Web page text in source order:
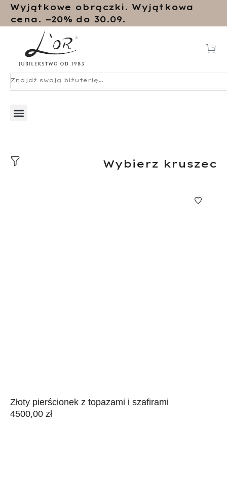
Wyjątkowe obrączki. Wyjątkowa
cena. −20% do 30.09.
Wybierz kruszec
Złoty pierścionek z topazami i szafirami
4500,00 zł